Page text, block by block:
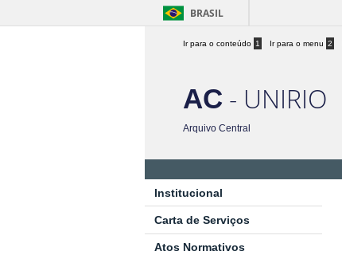
BRASIL
Ir para o conteúdo 1 Ir para o menu 2
AC - UNIRIO
Arquivo Central
Institucional
Carta de Serviços
Atos Normativos